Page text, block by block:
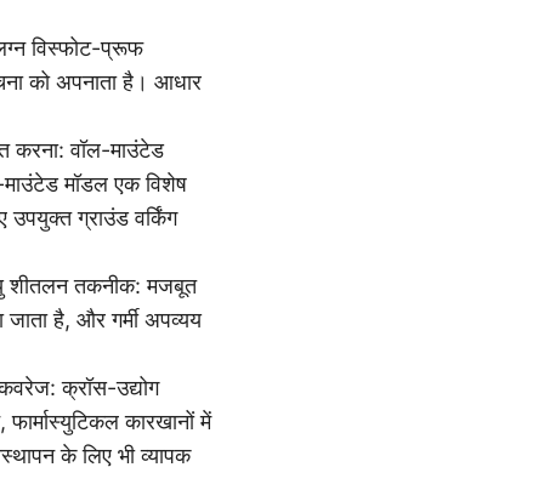
विस्फोट-प्रूफ
को अपनाता है। आधार
करना: वॉल-माउंटेड
मॉडल एक विशेष
ग्राउंड वर्किंग
शीतलन तकनीक: मजबूत
है, और गर्मी अपव्यय
क्रॉस-उद्योग
फार्मास्युटिकल कारखानों में
के लिए भी व्यापक